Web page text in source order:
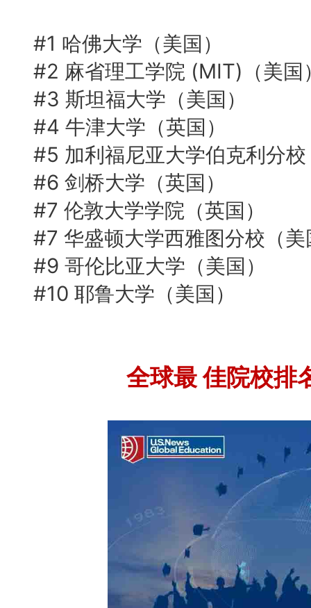
#1 哈佛大学（美国）
#2 麻省理工学院 (MIT)（美国
#3 斯坦福大学（美国）
#4 牛津大学（英国）
#5 加利福尼亚大学伯克利分
#6 剑桥大学（英国）
#7 伦敦大学学院（英国）
#7 华盛顿大学西雅图分校（美
#9 哥伦比亚大学（美国）
#10 耶鲁大学（美国）
全球最 佳院校排